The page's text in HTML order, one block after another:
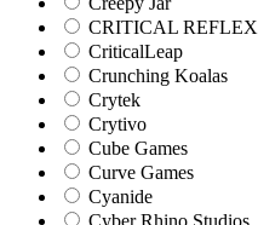
CRITICAL REFLEX
CriticalLeap
Crunching Koalas
Crytek
Crytivo
Cube Games
Curve Games
Cyanide
Cyber Rhino Studios